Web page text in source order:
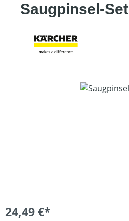
Saugpinsel-Set
Bildergalerie überspringen
24,49 €*